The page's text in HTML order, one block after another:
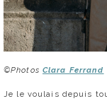
©Photos Clara Ferrand
Je le voulais depuis